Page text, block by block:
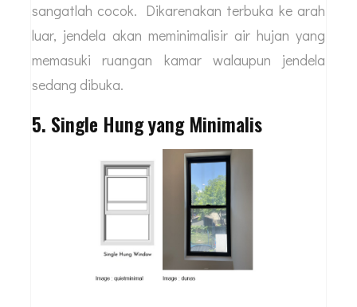
sangatlah cocok. Dikarenakan terbuka ke arah
luar, jendela akan meminimalisir air hujan yang
memasuki ruangan kamar walaupun jendela
sedang dibuka.
5. Single Hung yang Minimalis